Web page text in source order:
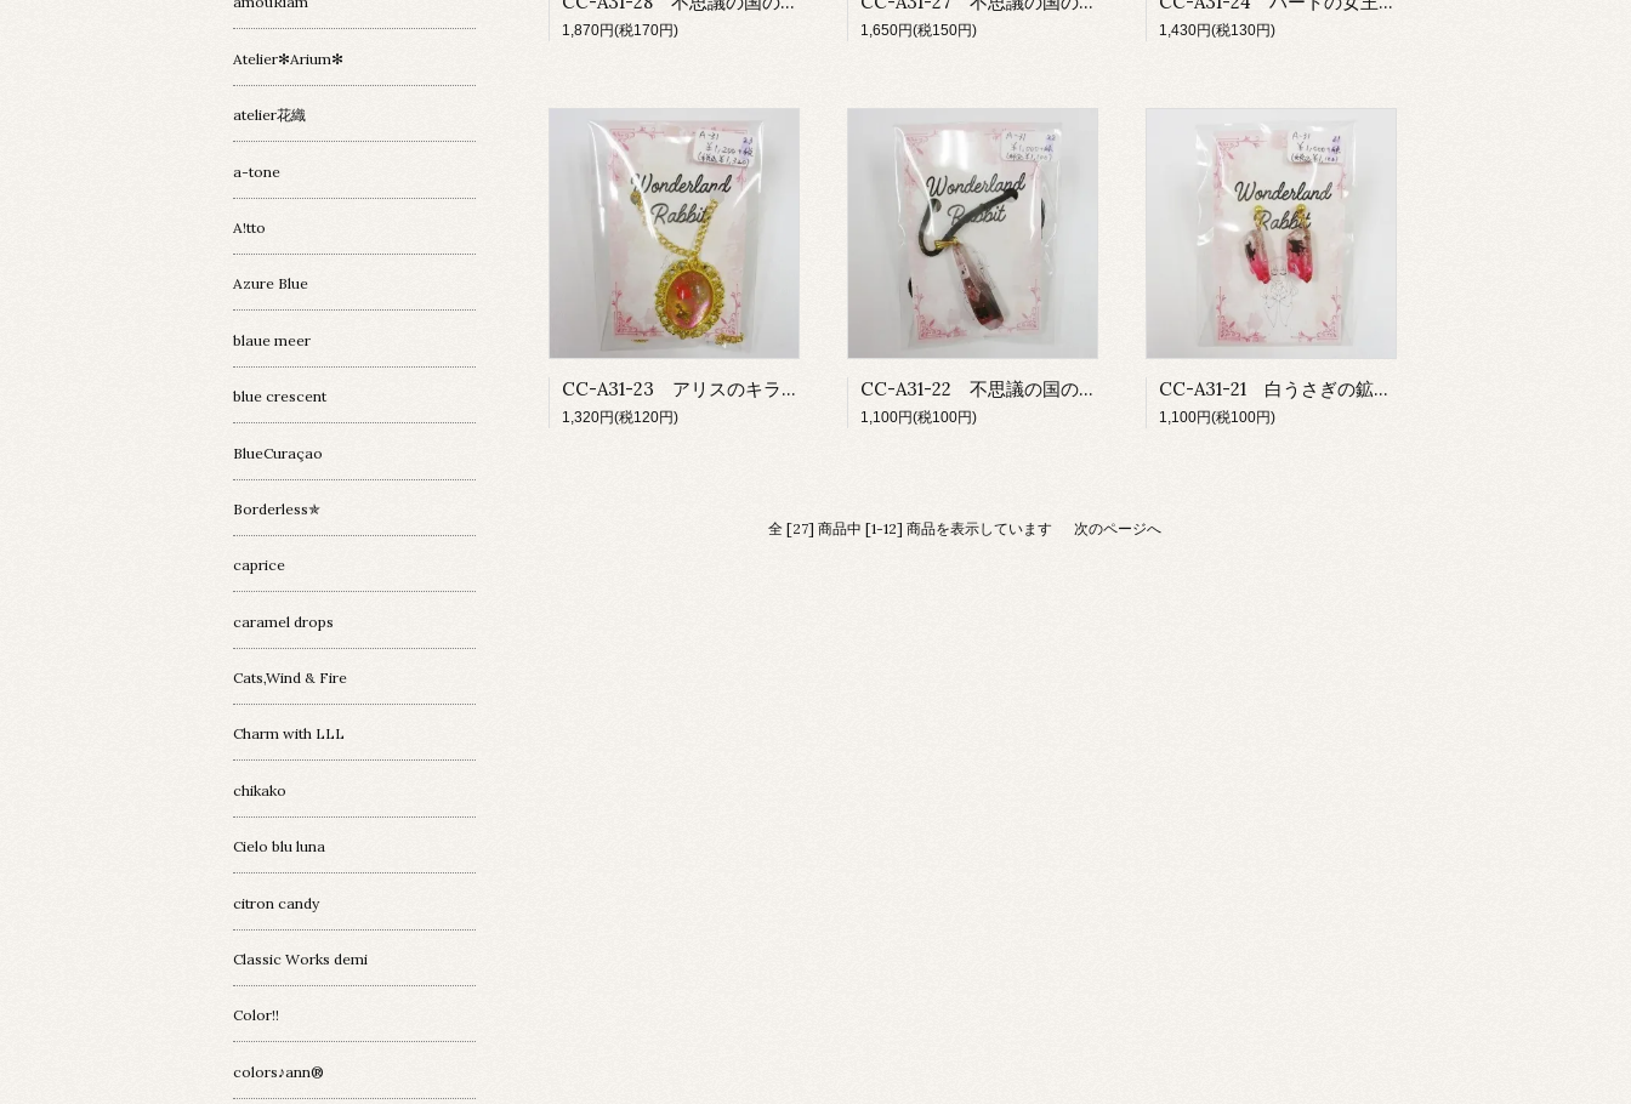
1,870円(税170円) 1,650円(税150円) 1,430円(税130円)
CC-A31-23 アリスのキラキラ立体ネックレス
1,320円(税120円)
CC-A31-22 不思議の国の鉱石ネックレス
1,100円(税100円)
CC-A31-21 白うさぎの鉱石ピアス
1,100円(税100円)
全 [27] 商品中 [1-12] 商品を表示しています 次のページへ
Atelier✻Arium✻
atelier花織
a-tone
A!tto
Azure Blue
blaue meer
blue crescent
BlueCuraçao
Borderless✯
caprice
caramel drops
Cats,Wind & Fire
Charm with LLL
chikako
Cielo blu luna
citron candy
Classic Works demi
Color!!
colors♪ann®︎